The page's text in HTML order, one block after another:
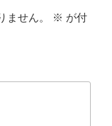
せん。 ※ が付